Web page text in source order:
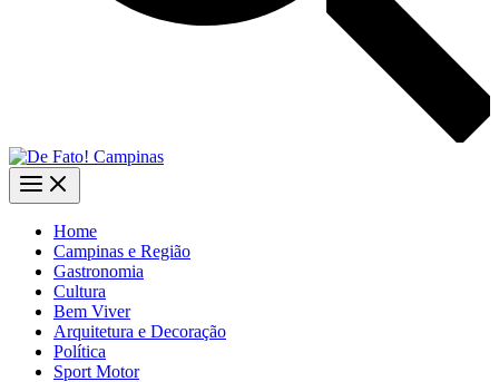
Home
Campinas e Região
Gastronomia
Cultura
Bem Viver
Arquitetura e Decoração
Política
Sport Motor